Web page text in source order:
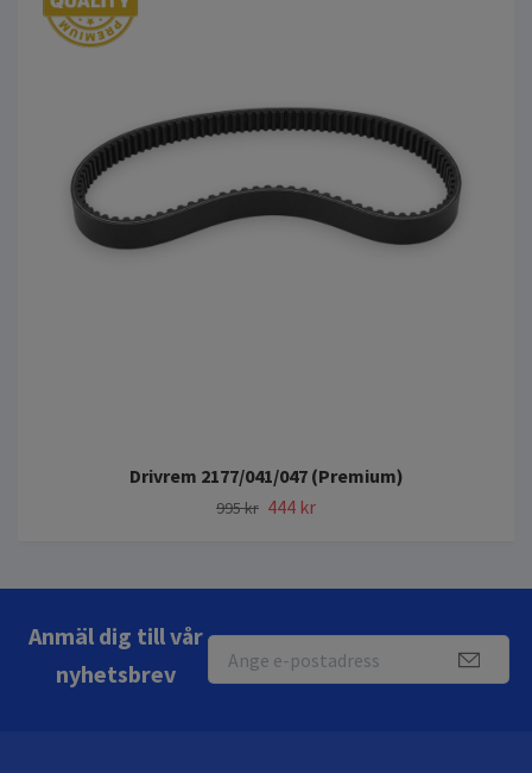
Drivrem 2177/041/047 (Premium)
995 kr 444 kr
Anmäl dig till vår
nyhetsbrev